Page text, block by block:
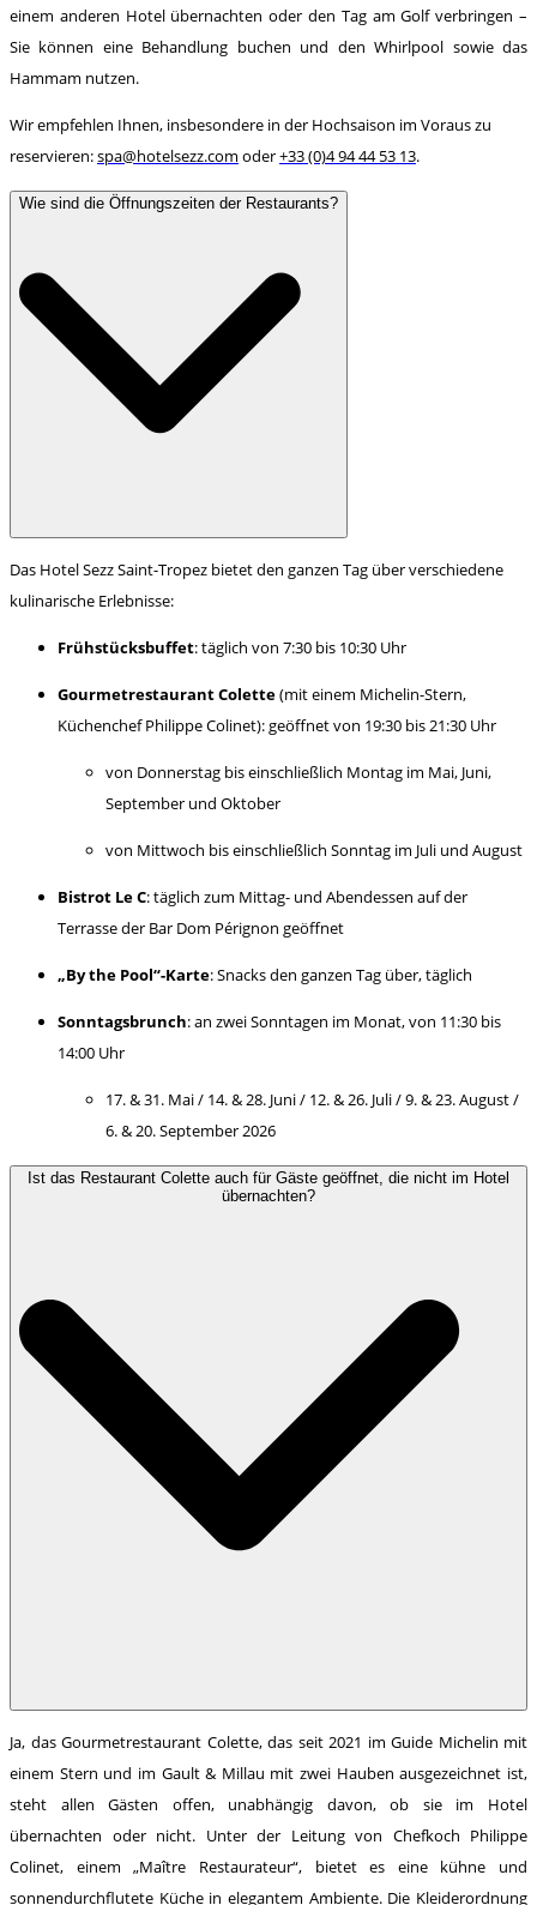
einem anderen Hotel übernachten oder den Tag am Golf verbringen –
Sie können eine Behandlung buchen und den Whirlpool sowie das
Hammam nutzen.
Wir empfehlen Ihnen, insbesondere in der Hochsaison im Voraus zu
reservieren:spa@hotelsezz.com oder+33 (0)4 94 44 53 13.
Wie sind die Öffnungszeiten der Restaurants?
Das Hotel Sezz Saint-Tropez bietet den ganzen Tag über verschiedene
kulinarische Erlebnisse:
Frühstücksbuffet: täglich von 7:30 bis 10:30 Uhr
Gourmetrestaurant Colette(mit einem Michelin-Stern,
Küchenchef Philippe Colinet): geöffnet von 19:30 bis 21:30 Uhr
von Donnerstag bis einschließlich Montag im Mai, Juni,
September und Oktober
von Mittwoch bis einschließlich Sonntag im Juli und August
Bistrot Le C: täglich zum Mittag- und Abendessen auf der
Terrasse der Bar Dom Pérignon geöffnet
„By the Pool“-Karte: Snacks den ganzen Tag über, täglich
Sonntagsbrunch: an zwei Sonntagen im Monat, von 11:30 bis
14:00 Uhr
17. & 31. Mai / 14. & 28. Juni / 12. & 26. Juli / 9. & 23. August /
6. & 20. September 2026
Ist das Restaurant Colette auch für Gäste geöffnet, die nicht im Hotel
übernachten?
Ja, das Gourmetrestaurant Colette, das seit 2021 im Guide Michelin mit
einem Stern und im Gault & Millau mit zwei Hauben ausgezeichnet ist,
steht allen Gästen offen, unabhängig davon, ob sie im Hotel
übernachten oder nicht. Unter der Leitung von Chefkoch Philippe
Colinet, einem „Maître Restaurateur“, bietet es eine kühne und
sonnendurchflutete Küche in elegantem Ambiente. Die Kleiderordnung